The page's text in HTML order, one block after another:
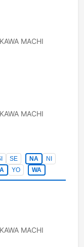
MACHI
MACHI
SE NA
NI
YO WA
MACHI